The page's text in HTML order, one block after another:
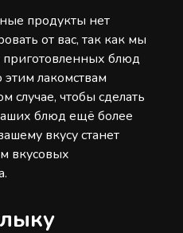
продукты нет
от вас, так как мы
приготовленных блюд
лакомствам
случае, чтобы сделать
блюд ещё более
вкусу станет
вкусовых